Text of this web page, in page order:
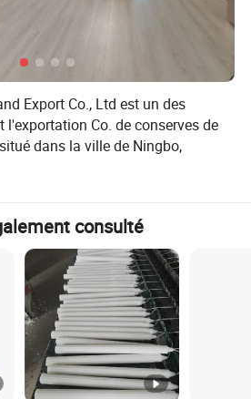
Export Co., Ltd est un des
Co. de conserves de
dans la ville de Ningbo,
Chine.
à l'élaboration de l' industrie
très spécialisée dans la nourriture,
les légumes en conserve, en
en conserve, condiments et
prix concurrentiels, le système
et de la bonne ontime
vente, nous avons exporté les
consulté